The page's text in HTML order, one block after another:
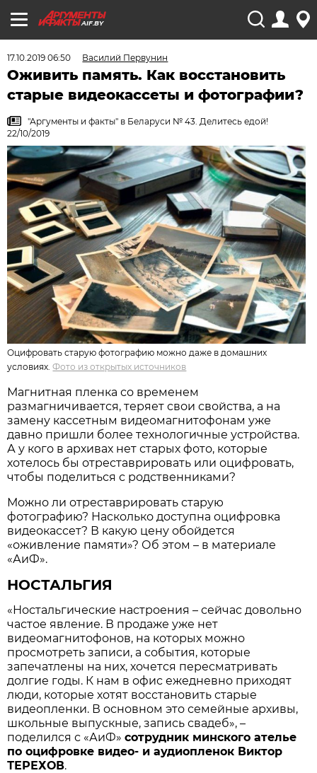
AIF.BY
17.10.2019 06:50 Василий Первунин
Оживить память. Как восстановить
старые видеокассеты и фотографии?
"Аргументы и факты" в Беларуси № 43. Делитесь едой!
22/10/2019
Оцифровать старую фотографию можно даже в домашних
условиях. Фото из открытых источников
Магнитная пленка со временем
размагничивается, теряет свои свойства, а на
замену кассетным видеомагнитофонам уже
давно пришли более технологичные устройства.
А у кого в архивах нет старых фото, которые
хотелось бы отреставрировать или оцифровать,
чтобы поделиться с родственниками?
Можно ли отреставрировать старую
фотографию? Насколько доступна оцифровка
видеокассет? В какую цену обойдется
«оживление памяти»? Об этом – в материале
«АиФ».
НОСТАЛЬГИЯ
«Ностальгические настроения – сейчас довольно
частое явление. В продаже уже нет
видеомагнитофонов, на которых можно
просмотреть записи, а события, которые
запечатлены на них, хочется пересматривать
долгие годы. К нам в офис ежедневно приходят
люди, которые хотят восстановить старые
видеопленки. В основном это семейные архивы,
школьные выпускные, запись свадеб», –
поделился с «АиФ»сотрудник минского ателье
по оцифровке видео- и аудиопленок Виктор
ТЕРЕХОВ.